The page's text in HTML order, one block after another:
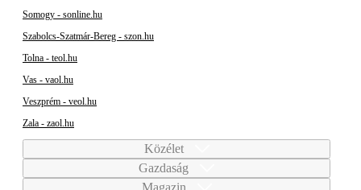
Somogy - sonline.hu
Szabolcs-Szatmár-Bereg - szon.hu
Tolna - teol.hu
Vas - vaol.hu
Veszprém - veol.hu
Zala - zaol.hu
Közélet
Gazdaság
Magazin